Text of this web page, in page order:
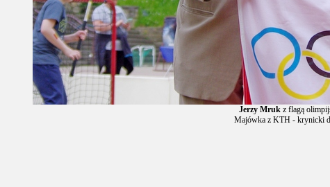
Jerzy Mrukz flagą
Majówka z KTH - krynicki